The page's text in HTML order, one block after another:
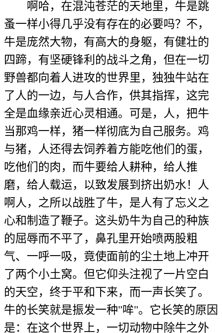
啊哈，在混沌苍茫的天地里，牛是跳
蚤一样小得几乎没有存在的必要吗？不，
牛是庞然大物，有高大的身躯，有健壮的
四蹄，有坚硬锋利的战斗之角，但在一切
野兽都向着人进攻的世界里，独独牛站在
了人的一边，与人合作，供其指挥，这完
全是血缘亲近心灵相通。可是，人，把牛
当那鸡一样，猪一样彻底为自己服务。鸡
与猪，人还得去饲养着方能吃他们的蛋，
吃他们的肉，而牛要给人耕种，给人推
磨，给人载运，以致发展到挤出奶水！人
啊人，之所以战胜了牛，是人有了忘义之
心和制造了鞭子。这头奶牛为自己的种族
的屈辱而不平了，鼻孔里开始喷两股粗
气、一呼一吸，竟使面前的尘土地上冲开
了两个小土窝。但它仰头注视了一片空白
的天空，终于平和下来，而一声长笑了。
牛的长笑就是振发一种"哞"。它长笑的原因
是：在这个世界上，一切动物中除牛之外